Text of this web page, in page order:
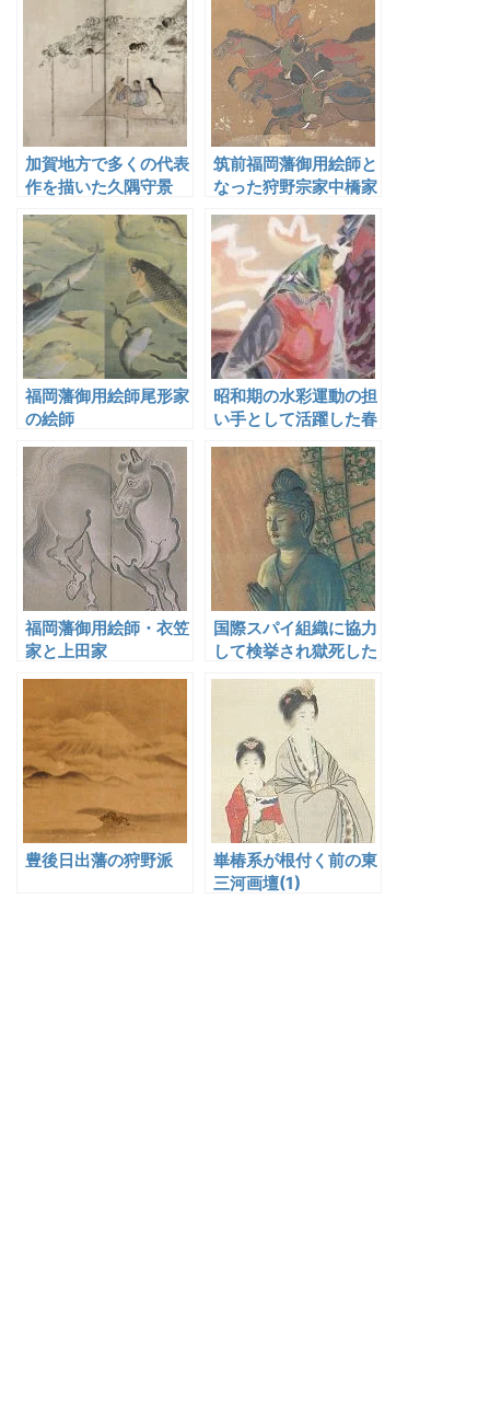
加賀地方で多くの代表
作を描いた久隅守景
筑前福岡藩御用絵師と
なった狩野宗家中橋家
福岡藩御用絵師尾形家
の絵師
昭和期の水彩運動の担
い手として活躍した春
福岡藩御用絵師・衣笠
家と上田家
国際スパイ組織に協力
して検挙され獄死した
豊後日出藩の狩野派
崋椿系が根付く前の東
三河画壇(1)